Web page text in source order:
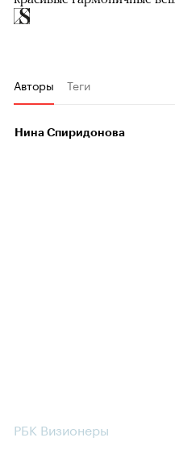
Авторы Теги
Нина Спиридонова
РБК Визионеры